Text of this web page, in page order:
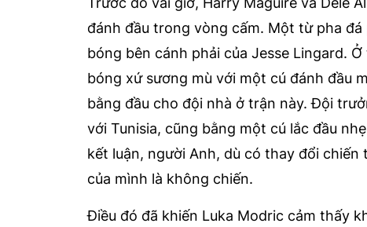
đánh đầu trong vòng cấm. Một từ pha
bóng bên cánh phải của Jesse Lingard.
bóng xứ sương mù với một cú đánh đầu
bằng đầu cho đội nhà ở trận này. Đội
với Tunisia, cũng bằng một cú lắc đầu
kết luận, người Anh, dù có thay đổi
của mình là không chiến.
Điều đó đã khiến Luka Modric cảm thấy